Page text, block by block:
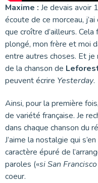
Maxime : Je devais avoir
écoute de ce morceau,
que croître d’ailleurs.
plongé, mon frère et moi
entre autres choses. Et je
de la chanson de
peuvent écrire Yesterday.
Ainsi, pour la première
de variété française. Je
dans chaque chanson du
J’aime la nostalgie qui
caractère épuré de
paroles («si San
coeur.